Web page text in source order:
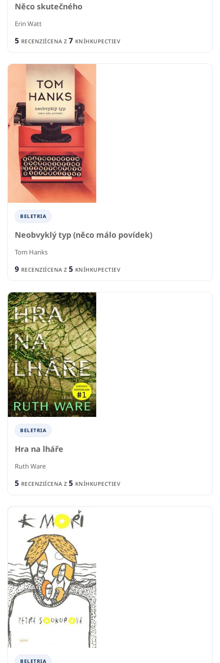
Něco skutečného
Erin Watt
5 RECENZIÍCENA Z 7 KNÍHKUPECTIEV
BELETRIA
Neobvyklý typ (něco málo povídek)
Tom Hanks
9 RECENZIÍCENA Z 5 KNÍHKUPECTIEV
BELETRIA
Hra na lháře
Ruth Ware
5 RECENZIÍCENA Z 5 KNÍHKUPECTIEV
BELETRIA